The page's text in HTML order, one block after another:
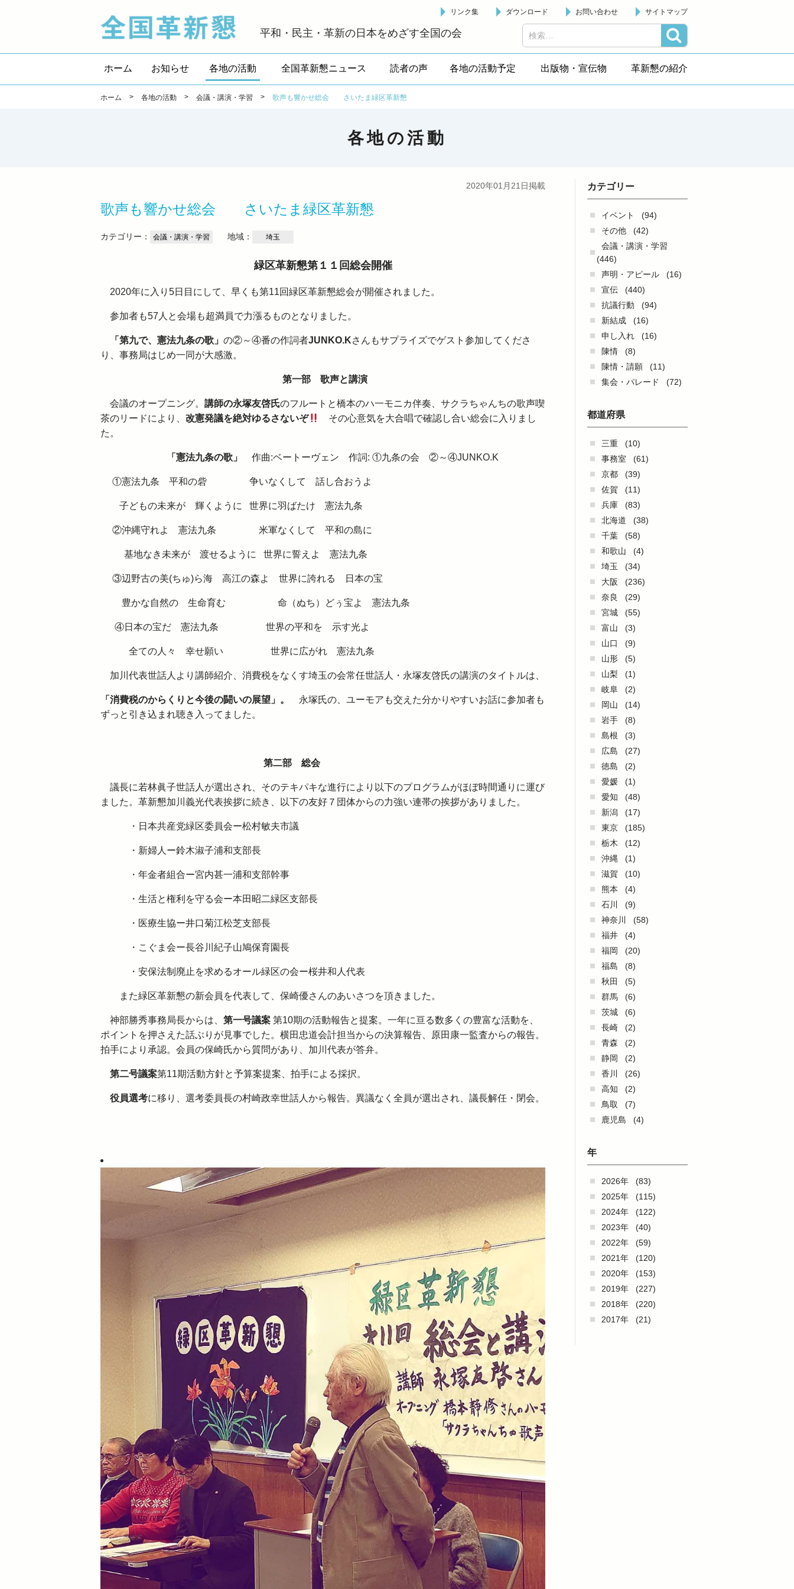
平和・民主・革新の日本をめざす全国の会
リンク集 ダウンロード お問い合わせ サイトマップ
ホーム お知らせ 各地の活動 全国革新懇ニュース 読者の声 各地の活動予定 出版物・宣伝物 革新懇の紹介
ホーム > 各地の活動 > 会議・講演・学習 > 歌声も響かせ総会 さいたま緑区革新懇
各地の活動
2020年01月21日掲載
歌声も響かせ総会 さいたま緑区革新懇
カテゴリー： 会議・講演・学習 地域： 埼玉
緑区革新懇第１１回総会開催
2020年に入り5日目にして、早くも第11回緑区革新懇総会が開催されました。
参加者も57人と会場も超満員で力漲るものとなりました。
「第九で、憲法九条の歌」 の②～④番の作詞者JUNKO.Kさんもサプライズでゲスト参加してくださ
り、事務局はじめ一同が大感激。
第一部 歌声と講演
会議のオープニング。 講師の永塚友啓氏のフルートと橋本のハ一モニカ伴奏、サクラちゃんちの歌声喫
茶のリードにより、 改憲発議を絶対ゆるさないぞ
その心意気を大合唱で確認し合い総会に入りまし
た。
「憲法九条の歌」 作曲:ベートーヴェン 作詞: ①九条の会 ②～④JUNKO.K
①憲法九条 平和の砦 争いなくして 話し合おうよ
子どもの未来が 輝くように 世界に羽ばたけ 憲法九条
②沖縄守れよ 憲法九条 米軍なくして 平和の島に
基地なき未来が 渡せるように 世界に誓えよ 憲法九条
③辺野古の美(ちゅ)ら海 高江の森よ 世界に誇れる 日本の宝
豊かな自然の 生命育む 命（ぬち）どぅ宝よ 憲法九条
④日本の宝だ 憲法九条 世界の平和を 示す光よ
全ての人々 幸せ願い 世界に広がれ 憲法九条
加川代表世話人より講師紹介、消費税をなくす埼玉の会常任世話人・永塚友啓氏の講演のタイトルは、
「消費税のからくりと今後の闘いの展望」。
永塚氏の、ユーモアも交えた分かりやすいお話に参加者も
ずっと引き込まれ聴き入ってました。
第二部 総会
議長に若林眞子世話人が選出され、そのテキパキな進行により以下のプログラムがほぼ時間通りに運び
ました。革新懇加川義光代表挨拶に続き、以下の友好７団体からの力強い連帯の挨拶がありました。
・日本共産党緑区委員会ー松村敏夫市議
・新婦人ー鈴木淑子浦和支部長
・年金者組合ー宮内甚一浦和支部幹事
・生活と権利を守る会ー本田昭二緑区支部長
・医療生協ー井口菊江松芝支部長
・こぐま会ー長谷川紀子山鳩保育園長
・安保法制廃止を求めるオール緑区の会ー桜井和人代表
また緑区革新懇の新会員を代表して、保崎優さんのあいさつを頂きました。
神部勝秀事務局長からは、 第一号議案 第10期の活動報告と提案。一年に亘る数多くの豊富な活動を、
ポイントを押さえた話ぶりが見事でした。横田忠道会計担当からの決算報告、原田康一監査からの報告。
拍手により承認。会員の保崎氏から質問があり、加川代表が答弁。
第二号議案第11期活動方針と予算案提案、拍手による採択。
役員選考に移り、選考委員長の村崎政幸世話人から報告。異議なく全員が選出され、議長解任・閉会。
カテゴリー
イベント
(94)
その他
(42)
会議・講演・学習
(446)
声明・アピール
(16)
宣伝
(440)
抗議行動
(94)
新結成
(16)
申し入れ
(16)
陳情
(8)
陳情・請願
(11)
集会・パレード
(72)
都道府県
三重
(10)
事務室
(61)
京都
(39)
佐賀
(11)
兵庫
(83)
北海道
(38)
千葉
(58)
和歌山
(4)
埼玉
(34)
大阪
(236)
奈良
(29)
宮城
(55)
富山
(3)
山口
(9)
山形
(5)
山梨
(1)
岐阜
(2)
岡山
(14)
岩手
(8)
島根
(3)
広島
(27)
徳島
(2)
愛媛
(1)
愛知
(48)
新潟
(17)
東京
(185)
栃木
(12)
沖縄
(1)
滋賀
(10)
熊本
(4)
石川
(9)
神奈川
(58)
福井
(4)
福岡
(20)
福島
(8)
秋田
(5)
群馬
(6)
茨城
(6)
長崎
(2)
青森
(2)
静岡
(2)
香川
(26)
高知
(2)
鳥取
(7)
鹿児島
(4)
年
2026年
(83)
2025年
(115)
2024年
(122)
2023年
(40)
2022年
(59)
2021年
(120)
2020年
(153)
2019年
(227)
2018年
(220)
2017年
(21)